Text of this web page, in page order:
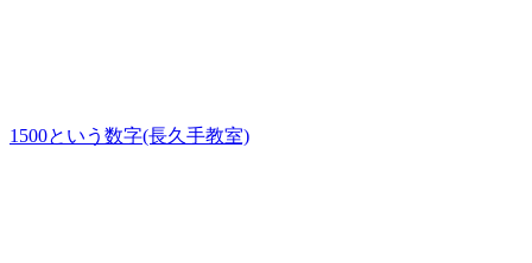
1500という数字(長久手教室)